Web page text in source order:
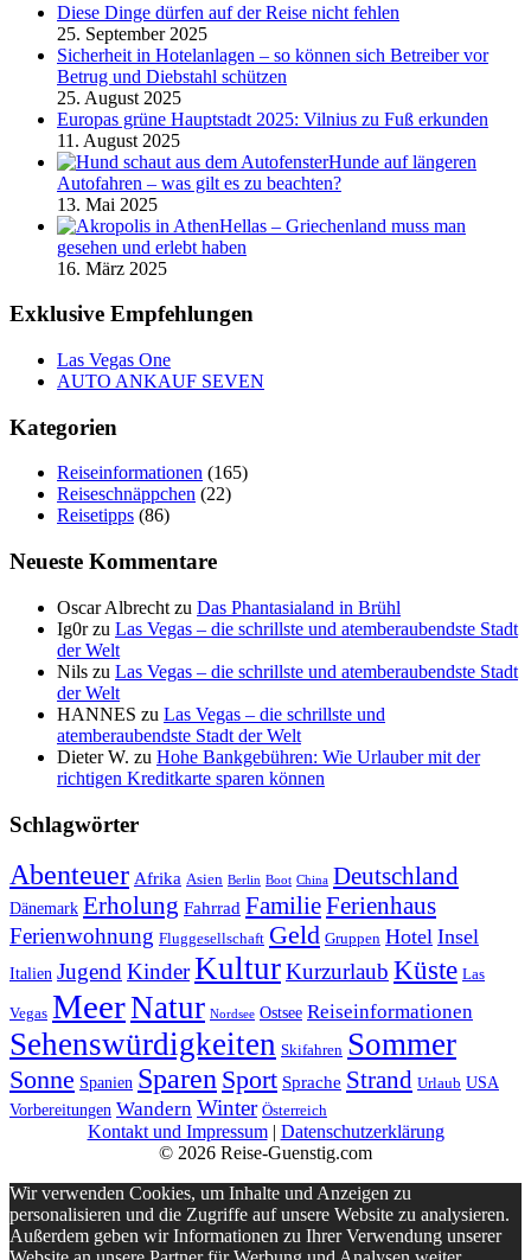
Diese Dinge dürfen auf der Reise nicht fehlen
25. September 2025
Sicherheit in Hotelanlagen – so können sich Betreiber vor
Betrug und Diebstahl schützen
25. August 2025
Europas grüne Hauptstadt 2025: Vilnius zu Fuß erkunden
11. August 2025
Hunde auf längeren
Autofahren – was gilt es zu beachten?
13. Mai 2025
Hellas – Griechenland muss man
gesehen und erlebt haben
16. März 2025
Exklusive Empfehlungen
Las Vegas One
AUTO ANKAUF SEVEN
Kategorien
Reiseinformationen (165)
Reiseschnäppchen (22)
Reisetipps (86)
Neueste Kommentare
Oscar Albrecht zu Das Phantasialand in Brühl
Ig0rzu Las Vegas – die schrillste und atemberaubendste Stadt
der Welt
Nils zu Las Vegas – die schrillste und atemberaubendste Stadt
der Welt
HANNES zu Las Vegas – die schrillste und
atemberaubendste Stadt der Welt
Dieter W. zu Hohe Bankgebühren: Wie Urlauber mit der
richtigen Kreditkarte sparen können
Schlagwörter
Abenteuer Afrika Asien Berlin Boot China Deutschland
Dänemark Erholung Fahrrad FamilieFerienhaus
Ferienwohnung Fluggesellschaft Geld Gruppen Hotel Insel
Italien JugendKinderKulturKurzurlaub Küste Las
Vegas MeerNatur Nordsee Ostsee Reiseinformationen
Sehenswürdigkeiten Skifahren Sommer
Sonne Spanien Sparen Sport Sprache Strand Urlaub USA
Vorbereitungen Wandern Winter Österreich
Kontakt und Impressum| Datenschutzerklärung
© 2026 Reise-Guenstig.com
Wir verwenden Cookies, um Inhalte und Anzeigen zu
personalisieren und die Zugriffe auf unsere Website zu analysieren.
Außerdem geben wir Informationen zu Ihrer Verwendung unserer